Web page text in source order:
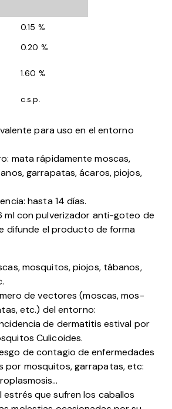
0.15 %
0.20 %
1.60 %
c.s.p.
para uso en el entorno
mata rápidamente moscas,
garrapatas, ácaros, piojos,
hasta 14 días.
ml con pulverizador anti-goteo de
difunde el producto de forma
mosquitos, piojos, tábanos,
de vectores (moscas, mos-
etc.) del entorno:
de dermatitis estival por
Culicoides.
de contagio de enfermedades
por mosquitos, garrapatas, etc:
estrés que sufren los caballos